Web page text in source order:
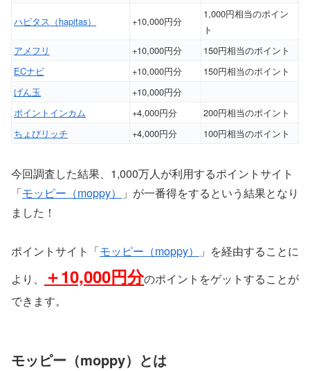
ハピタス（hapitas） +10,000円分
1,000円相当のポイン
ト
アメフリ
+10,000円分
150円相当のポイント
ECナビ
+10,000円分
150円相当のポイント
げん玉
+10,000円分
ポイントインカム
+4,000円分
200円相当のポイント
ちょびリッチ
+4,000円分 100円相当のポイント
今回調査した結果、1,000万人が利用するポイントサイト
「モッピー（moppy）
」が一番得をするという結果となり
ました！
ポイントサイト「モッピー（moppy）
」を経由することに
より、
＋10,000円分のポイントをゲットすることが
できます。
モッピー（moppy）とは